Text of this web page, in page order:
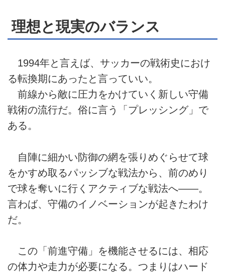
理想と現実のバランス
1994年と言えば、サッカーの戦術史におけ
る転換期にあったと言っていい。
前線から敵に圧力をかけていく新しい守備
戦術の流行だ。俗に言う「プレッシング」で
ある。
自陣に細かい防御の網を張りめぐらせて球
をかすめ取るパッシブな戦法から、前のめり
で球を奪いに行くアクティブな戦法へ――。
言わば、守備のイノベーションが起きたわけ
だ。
この「前進守備」を機能させるには、相応
の体力や走力が必要になる。つまりはハード